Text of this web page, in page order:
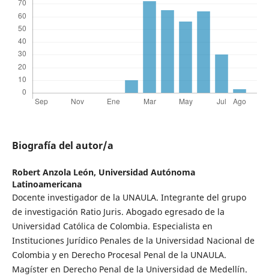
Biografía del autor/a
Robert Anzola León, Universidad Autónoma
Latinoamericana
Docente investigador de la UNAULA. Integrante del grupo
de investigación Ratio Juris. Abogado egresado de la
Universidad Católica de Colombia. Especialista en
Instituciones Jurídico Penales de la Universidad Nacional de
Colombia y en Derecho Procesal Penal de la UNAULA.
Magíster en Derecho Penal de la Universidad de Medellín.